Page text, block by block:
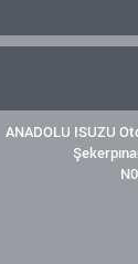
ANADOLU ISUZU